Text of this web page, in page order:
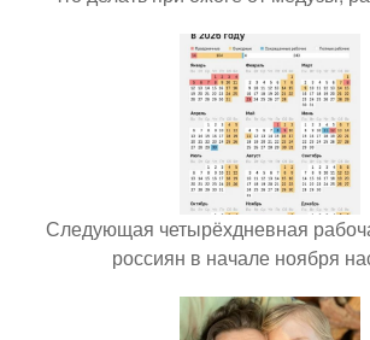
Следующая четырёхдневная
россиян в начале ноября